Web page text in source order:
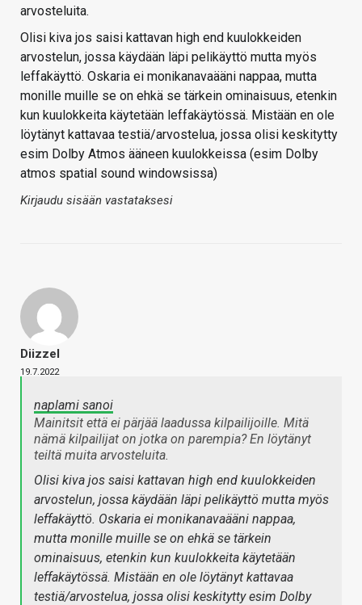
arvosteluita.
Olisi kiva jos saisi kattavan high end kuulokkeiden
arvostelun, jossa käydään läpi pelikäyttö mutta myös
leffakäyttö. Oskaria ei monikanavaääni nappaa, mutta
monille muille se on ehkä se tärkein ominaisuus, etenkin
kun kuulokkeita käytetään leffakäytössä. Mistään en ole
löytänyt kattavaa testiä/arvostelua, jossa olisi keskitytty
esim Dolby Atmos ääneen kuulokkeissa (esim Dolby
atmos spatial sound windowsissa)
Kirjaudu sisään vastataksesi
Diizzel
19.7.2022
naplami sanoi
Mainitsit että ei pärjää laadussa kilpailijoille. Mitä
nämä kilpailijat on jotka on parempia? En löytänyt
teiltä muita arvosteluita.
Olisi kiva jos saisi kattavan high end kuulokkeiden
arvostelun, jossa käydään läpi pelikäyttö mutta myös
leffakäyttö. Oskaria ei monikanavaääni nappaa,
mutta monille muille se on ehkä se tärkein
ominaisuus, etenkin kun kuulokkeita käytetään
leffakäytössä. Mistään en ole löytänyt kattavaa
testiä/arvostelua, jossa olisi keskitytty esim Dolby